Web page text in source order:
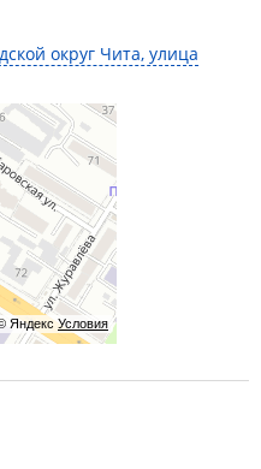
округ Чита, улица
Яндекс Условия